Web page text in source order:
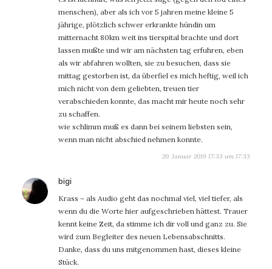
menschen), aber als ich vor 5 jahren meine kleine 5
jährige, plötzlich schwer erkrankte hündin um
mitternacht 80km weit ins tierspital brachte und dort
lassen mußte und wir am nächsten tag erfuhren, eben
als wir abfahren wollten, sie zu besuchen, dass sie
mittag gestorben ist, da überfiel es mich heftig, weil ich
mich nicht von dem geliebten, treuen tier
verabschieden konnte, das macht mir heute noch sehr
zu schaffen.
wie schlimm muß es dann bei seinem liebsten sein,
wenn man nicht abschied nehmen konnte.
20. Januar 2019 17:33 um 17:33
bigi
Krass – als Audio geht das nochmal viel, viel tiefer, als
wenn du die Worte hier aufgeschrieben hättest. Trauer
kennt keine Zeit, da stimme ich dir voll und ganz zu. Sie
wird zum Begleiter des neuen Lebensabschnitts.
Danke, dass du uns mitgenommen hast, dieses kleine
Stück.